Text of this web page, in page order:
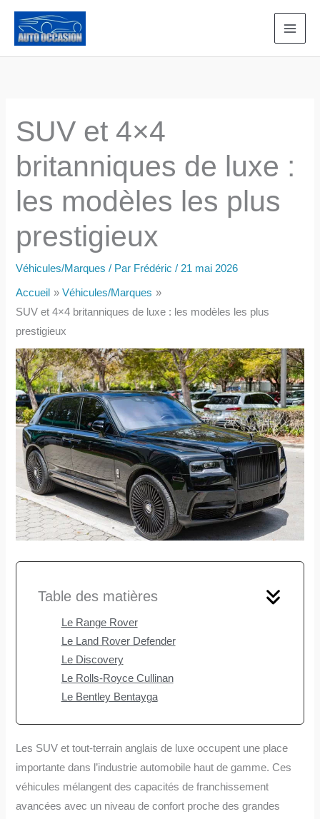
contenu
SUV et 4×4
britanniques de luxe :
les modèles les plus
prestigieux
Véhicules/Marques / Par Frédéric/21 mai 2026
Accueil
Véhicules/Marques
SUV et 4×4 britanniques de luxe : les modèles les plus
prestigieux
Table des matières
Le Range Rover
Le Land Rover Defender
Le Discovery
Le Rolls-Royce Cullinan
Le Bentley Bentayga
Les SUV et tout-terrain anglais de luxe occupent une place
importante dans l’industrie automobile haut de gamme. Ces
véhicules mélangent des capacités de franchissement
avancées avec un niveau de confort proche des grandes